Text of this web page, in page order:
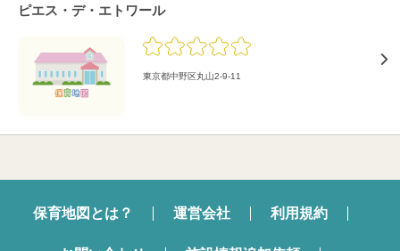
ピエス・デ・エトワール
東京都中野区丸山2-9-11
保育地図とは？ 運営会社 利用規約